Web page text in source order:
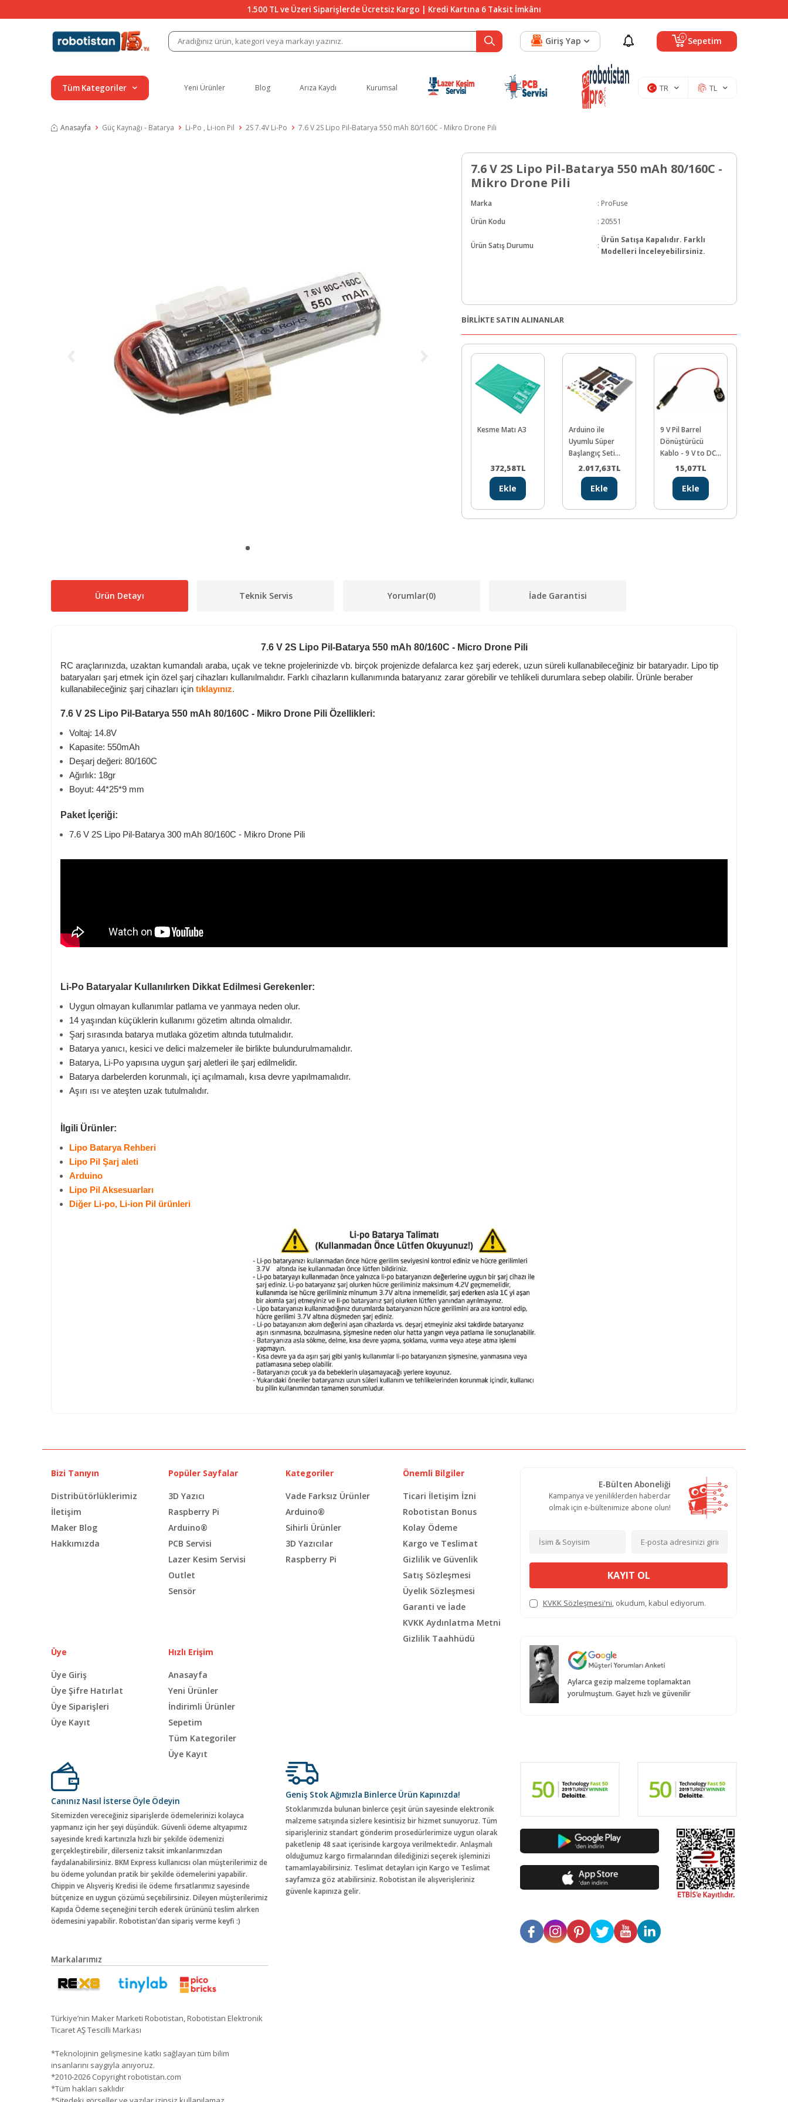
1.500 TL ve Üzeri Siparişlerde Ücretsiz Kargo | Kredi Kartına 6 Taksit İmkânı
0 Sepetim
Giriş Yap
Tüm Kategoriler Yeni Ürünler Blog Arıza Kaydı Kurumsal TR TL
Anasayfa Güç Kaynağı - Batarya Li-Po , Li-ion Pil 2S 7.4V Li-Po 7.6 V 2S Lipo Pil-Batarya 550 mAh 80/160C - Mikro Drone Pili
7.6 V 2S Lipo Pil-Batarya 550 mAh 80/160C -
Mikro Drone Pili
Marka : ProFuse
Ürün Kodu
: 20551
Ürün Satış Durumu :
Ürün Satışa Kapalıdır. Farklı
Modelleri İnceleyebilirsiniz.
BİRLİKTE SATIN ALINANLAR
Kesme Matı A3
372,58TL
Ekle
Arduino ile
Uyumlu Süper
Başlangıç Seti
Uno Rev3 (E-Kitap
Hediyeli ve
Videolu)
2.017,63TL
Ekle
9 V Pil Barrel
Dönüştürücü
Kablo - 9 V to DC
Barrel Adapter
15,07TL
Ekle
Ürün Detayı Teknik Servis Yorumlar(0) İade Garantisi
7.6 V 2S Lipo Pil-Batarya 550 mAh 80/160C - Micro Drone Pili
RC araçlarınızda, uzaktan kumandalı araba, uçak ve tekne projelerinizde vb. birçok projenizde defalarca kez şarj ederek, uzun süreli kullanabileceğiniz bir bataryadır. Lipo tip
bataryaları şarj etmek için özel şarj cihazları kullanılmalıdır. Farklı cihazların kullanımında bataryanız zarar görebilir ve tehlikeli durumlara sebep olabilir. Ürünle beraber
kullanabileceğiniz şarj cihazları için tıklayınız.
7.6 V 2S Lipo Pil-Batarya 550 mAh 80/160C - Mikro Drone Pili Özellikleri:
Voltaj: 14.8V
Kapasite: 550mAh
Deşarj değeri: 80/160C
Ağırlık: 18gr
Boyut: 44*25*9 mm
Paket İçeriği:
7.6 V 2S Lipo Pil-Batarya 300 mAh 80/160C - Mikro Drone Pili
Li-Po Bataryalar Kullanılırken Dikkat Edilmesi Gerekenler:
Uygun olmayan kullanımlar patlama ve yanmaya neden olur.
14 yaşından küçüklerin kullanımı gözetim altında olmalıdır.
Şarj sırasında batarya mutlaka gözetim altında tutulmalıdır.
Batarya yanıcı, kesici ve delici malzemeler ile birlikte bulundurulmamalıdır.
Batarya, Li-Po yapısına uygun şarj aletleri ile şarj edilmelidir.
Batarya darbelerden korunmalı, içi açılmamalı, kısa devre yapılmamalıdır.
Aşırı ısı ve ateşten uzak tutulmalıdır.
İlgili Ürünler:
Lipo Batarya Rehberi
Lipo Pil Şarj aleti
Arduino
Lipo Pil Aksesuarları
Diğer Li-po, Li-ion Pil ürünleri
Bizi Tanıyın
Distribütörlüklerimiz
İletişim
Maker Blog
Hakkımızda
Popüler Sayfalar
3D Yazıcı
Raspberry Pi
Arduino®
PCB Servisi
Lazer Kesim Servisi
Outlet
Sensör
Kategoriler
Vade Farksız Ürünler
Arduino®
Sihirli Ürünler
3D Yazıcılar
Raspberry Pi
Önemli Bilgiler
Ticari İletişim İzni
Robotistan Bonus
Kolay Ödeme
Kargo ve Teslimat
Gizlilik ve Güvenlik
Satış Sözleşmesi
Üyelik Sözleşmesi
Garanti ve İade
KVKK Aydınlatma Metni
Gizlilik Taahhüdü
Üye
Üye Giriş
Üye Şifre Hatırlat
Üye Siparişleri
Üye Kayıt
Hızlı Erişim
Anasayfa
Yeni Ürünler
İndirimli Ürünler
Sepetim
Tüm Kategoriler
Üye Kayıt
E-Bülten Aboneliği
Kampanya ve yeniliklerden haberdar
olmak için e-bültenimize abone olun!
KAYIT OL
KVKK Sözleşmesi'ni, okudum, kabul ediyorum.
Aylarca gezip malzeme toplamaktan
yorulmuştum. Gayet hızlı ve güvenilir
Canınız Nasıl İsterse Öyle Ödeyin
Sitemizden vereceğiniz siparişlerde ödemelerinizi kolayca
yapmanız için her şeyi düşündük. Güvenli ödeme altyapımız
sayesinde kredi kartınızla hızlı bir şekilde ödemenizi
gerçekleştirebilir, dilerseniz taksit imkanlarımızdan
faydalanabilirsiniz. BKM Express kullanıcısı olan müşterilerimiz de
bu ödeme yolundan pratik bir şekilde ödemelerini yapabilir.
Chippin ve Alışveriş Kredisi ile ödeme fırsatlarımız sayesinde
bütçenize en uygun çözümü seçebilirsiniz. Dileyen müşterilerimiz
Kapıda Ödeme seçeneğini tercih ederek ürününü teslim alırken
ödemesini yapabilir. Robotistan'dan sipariş verme keyfi :)
Geniş Stok Ağımızla Binlerce Ürün Kapınızda!
Stoklarımızda bulunan binlerce çeşit ürün sayesinde elektronik
malzeme satışında sizlere kesintisiz bir hizmet sunuyoruz. Tüm
siparişleriniz standart gönderim prosedürlerimize uygun olarak
paketlenip 48 saat içerisinde kargoya verilmektedir. Anlaşmalı
olduğumuz kargo firmalarından dilediğinizi seçerek işleminizi
tamamlayabilirsiniz. Teslimat detayları için Kargo ve Teslimat
sayfamıza göz atabilirsiniz. Robotistan ile alışverişleriniz
güvenle kapınıza gelir.
Markalarımız
Türkiye’nin Maker Marketi Robotistan, Robotistan Elektronik
Ticaret AŞ Tescilli Markası
*Teknolojinin gelişmesine katkı sağlayan tüm bilim
insanlarını saygıyla anıyoruz.
*2010-2026 Copyright robotistan.com
*Tüm hakları saklıdır